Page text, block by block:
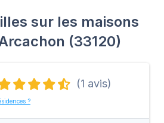
sur les maisons
(33120)
(1 avis)
?